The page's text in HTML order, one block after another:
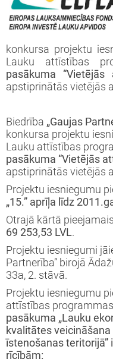
konkursa projektu
Lauku attīstības
pasākuma “Vietējās
apstiprinātās vietējās
Biedrība „Gaujas
konkursa projektu
Lauku attīstības
pasākuma “Vietējās
apstiprinātās vietējās
Projektu iesniegumu
„15.” aprīļa līdz
Otrajā kārtā
69 253,53 LVL.
Projektu iesniegumi
Partnerība” birojā
33a, 2. stāvā.
Projektu iesniegumu
attīstības
pasākuma „Lauku
kvalitātes
īstenošanas
rīcībām:
un
projekti
semināri
“LEADER pieejas
(ELFLA)”
“LEADER pieejas
(EZF)”
projekti
iesniegumu
semināri
iesniegumu
apstiprinātie projekti